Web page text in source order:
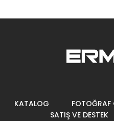
KATALOG FOTOĞRAF
SATIŞ VE DESTEK